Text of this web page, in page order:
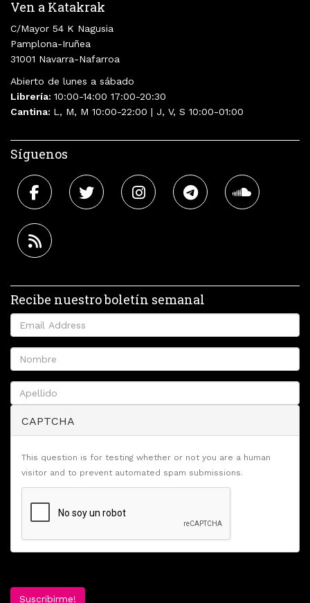
Ven a Katakrak
C/Mayor 54 K Nagusia
Pamplona-Iruñea
31001 Navarra-Nafarroa
Abierto de lunes a sábado
Librería: 10:00-14:00 17:00-20:30
Cantina: L, M, M 10:00-22:00 | J, V, S 10:00-01:00
Síguenos
Recibe nuestro boletín semanal
CAPTCHA
This question is for testing whether or not you are a human
visitor and to prevent automated spam submissions.
Suscribirme!